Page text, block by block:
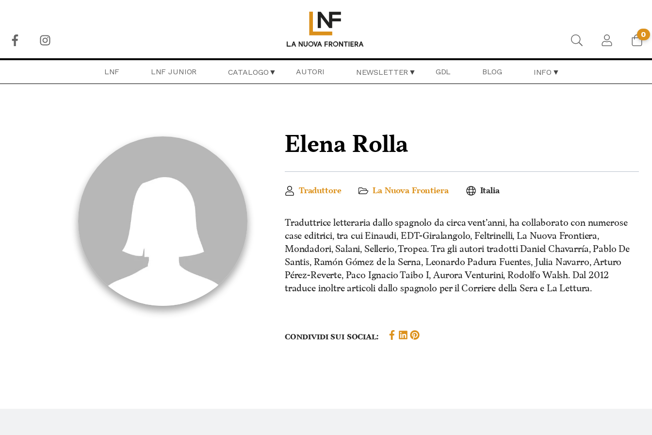
0
LNF LNF JUNIOR CATALOGO AUTORI NEWSLETTER GDL BLOG INFO
Elena Rolla
Traduttore La Nuova Frontiera Italia
Traduttrice letteraria dallo spagnolo da circa vent’anni, ha collaborato con numerose
case editrici, tra cui Einaudi, EDT-Giralangolo, Feltrinelli, La Nuova Frontiera,
Mondadori, Salani, Sellerio, Tropea. Tra gli autori tradotti Daniel Chavarría, Pablo De
Santis, Ramón Gómez de la Serna, Leonardo Padura Fuentes, Julia Navarro, Arturo
Pérez-Reverte, Paco Ignacio Taibo I, Aurora Venturini, Rodolfo Walsh. Dal 2012
traduce inoltre articoli dallo spagnolo per il Corriere della Sera e La Lettura.
Condividi sui social: